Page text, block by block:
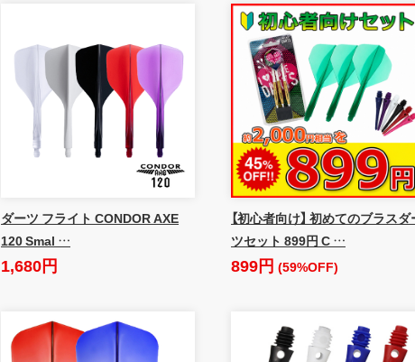
ダーツ フライト CONDOR AXE
120 Smal …
1,680円
【初心者向け】 初めてのブラスダ
ツセット 899円 C …
899円 (59%OFF)